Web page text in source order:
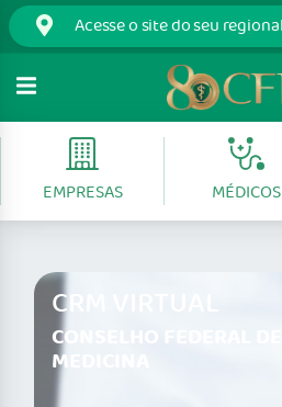
EMPRESAS MÉDICOS
CRM VIRTUAL
CONSELHO FEDERAL DE
MEDICINA